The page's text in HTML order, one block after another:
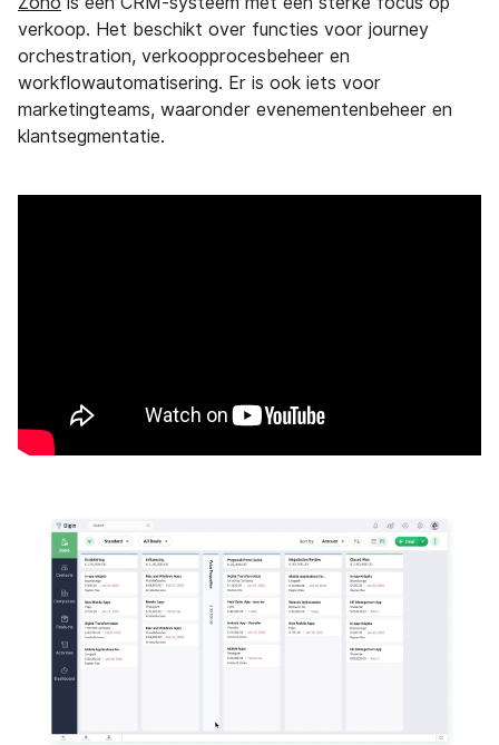
verkoop. Het beschikt over functies voor journey
orchestration, verkoopprocesbeheer en
workflowautomatisering. Er is ook iets voor
marketingteams, waaronder evenementenbeheer en
klantsegmentatie.